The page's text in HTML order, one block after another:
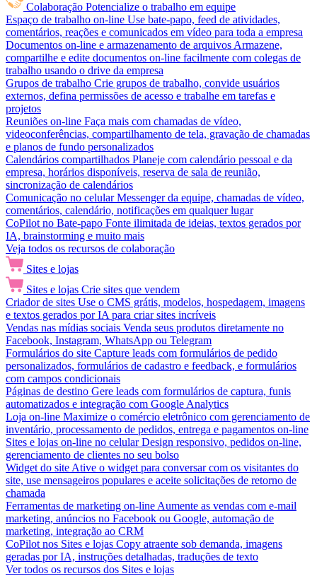
Colaboração Potencialize o trabalho em equipe
Espaço de trabalho on-line Use bate-papo, feed de atividades,
comentários, reações e comunicados em vídeo para toda a empresa
Documentos on-line e armazenamento de arquivos Armazene,
compartilhe e edite documentos on-line facilmente com colegas de
trabalho usando o drive da empresa
Grupos de trabalho Crie grupos de trabalho, convide usuários
externos, defina permissões de acesso e trabalhe em tarefas e
projetos
Reuniões on-line Faça mais com chamadas de vídeo,
videoconferências, compartilhamento de tela, gravação de chamadas
e planos de fundo personalizados
Calendários compartilhados Planeje com calendário pessoal e da
empresa, horários disponíveis, reserva de sala de reunião,
sincronização de calendários
Comunicação no celular Messenger da equipe, chamadas de vídeo,
comentários, calendário, notificações em qualquer lugar
CoPilot no Bate-papo Fonte ilimitada de ideias, textos gerados por
IA, brainstorming e muito mais
Veja todos os recursos de colaboração
Sites e lojas
Sites e lojas Crie sites que vendem
Criador de sites Use o CMS grátis, modelos, hospedagem, imagens
e textos gerados por IA para criar sites incríveis
Vendas nas mídias sociais Venda seus produtos diretamente no
Facebook, Instagram, WhatsApp ou Telegram
Formulários do site Capture leads com formulários de pedido
personalizados, formulários de cadastro e feedback, e formulários
com campos condicionais
Páginas de destino Gere leads com formulários de captura, funis
automatizados e integração com Google Analytics
Loja on-line Maximize o comércio eletrônico com gerenciamento de
inventário, processamento de pedidos, entrega e pagamentos on-line
Sites e lojas on-line no celular Design responsivo, pedidos on-line,
gerenciamento de clientes no seu bolso
Widget do site Ative o widget para conversar com os visitantes do
site, use mensageiros populares e aceite solicitações de retorno de
chamada
Ferramentas de marketing on-line Aumente as vendas com e-mail
marketing, anúncios no Facebook ou Google, automação de
marketing, integração ao CRM
CoPilot nos Sites e lojas Copy atraente sob demanda, imagens
geradas por IA, instruções detalhadas, traduções de texto
Ver todos os recursos dos Sites e lojas